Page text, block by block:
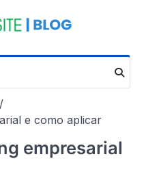
e como aplicar
empresarial